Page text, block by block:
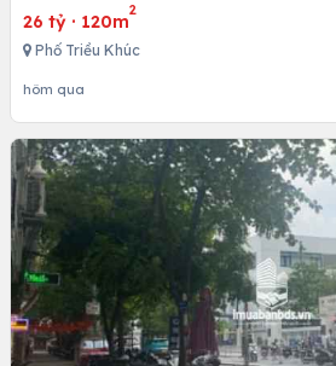
26 tỷ · 120m
2
Phố Triều Khúc
hôm qua